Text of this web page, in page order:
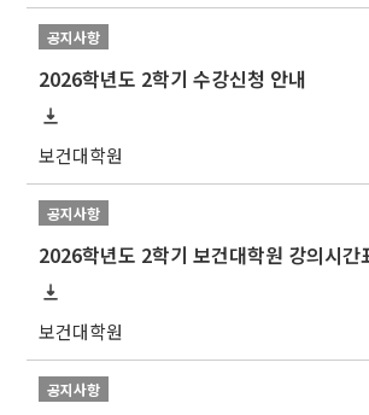
공지사항
2026학년도 2학기 수강신청 안내
보건대학원
공지사항
보건대학원
공지사항